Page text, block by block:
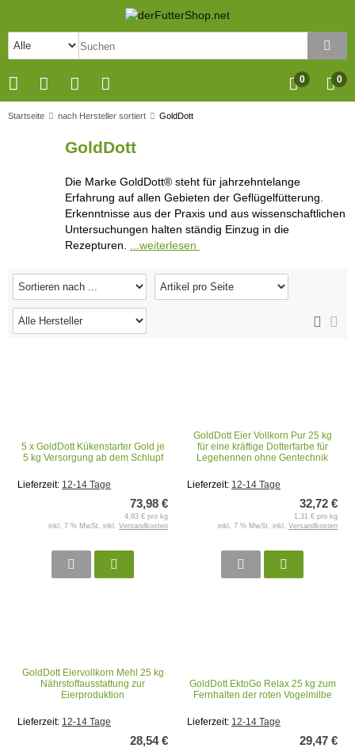
0
0
Startseite nach Hersteller sortiert GoldDott
GoldDott
Die Marke GoldDott® steht für jahrzehntelange
Erfahrung auf allen Gebieten der Geflügelfütterung.
Erkenntnisse aus der Praxis und aus wissenschaftlichen
Untersuchungen halten ständig Einzug in die
Rezepturen.
...weiterlesen
5 x GoldDott Kükenstarter Gold je
5 kg Versorgung ab dem Schlupf
Lieferzeit: 12-14 Tage
73,98 €
4,93 € pro kg
inkl. 7 % MwSt. inkl. Versandkosten
GoldDott Eier Vollkorn Pur 25 kg
für eine kräftige Dotterfarbe für
Legehennen ohne Gentechnik
Lieferzeit: 12-14 Tage
32,72 €
1,31 € pro kg
inkl. 7 % MwSt. inkl. Versandkosten
GoldDott Eiervollkorn Mehl 25 kg
Nährstoffausstattung zur
Eierproduktion
Lieferzeit: 12-14 Tage
28,54 €
GoldDott EktoGo Relax 25 kg zum
Fernhalten der roten Vogelmilbe
Lieferzeit: 12-14 Tage
29,47 €